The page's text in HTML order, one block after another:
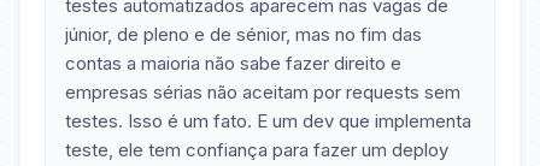
testes automatizados aparecem nas vagas de
júnior, de pleno e de sénior, mas no fim das
contas a maioria não sabe fazer direito e
empresas sérias não aceitam por requests sem
testes. Isso é um fato. E um dev que implementa
teste, ele tem confiança para fazer um deploy